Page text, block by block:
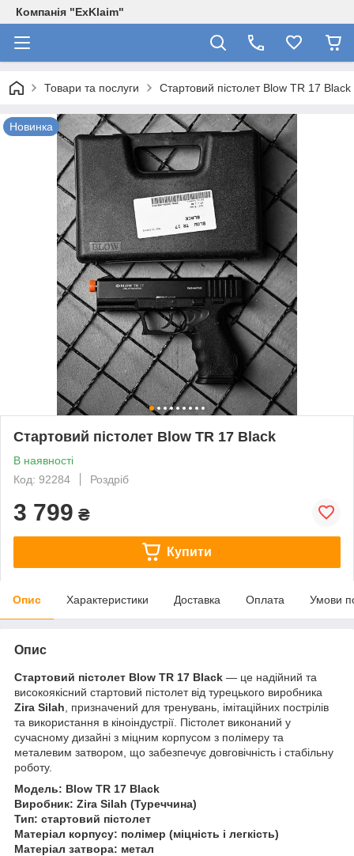
Компанія "ExKlaim"
Товари та послуги Стартовий пістолет Blow TR 17 Black
Новинка
Стартовий пістолет Blow TR 17 Black
В наявності
Код: 92284
Роздріб
3 799 ₴
Купити
Опис Характеристики Доставка Оплата Умови
Опис
Стартовий пістолет Blow TR 17 Black — це надійний та
високоякісний стартовий пістолет від турецького виробника
Zira Silah , призначений для тренувань, імітаційних пострілів
та використання в кіноіндустрії. Пістолет виконаний у
сучасному дизайні з міцним корпусом з полімеру та
металевим затвором, що забезпечує довговічність і стабільну
роботу.
Модель: Blow TR 17 Black
Виробник: Zira Silah (Туреччина)
Тип: стартовий пістолет
Матеріал корпусу: полімер (міцність і легкість)
Матеріал затвора: метал